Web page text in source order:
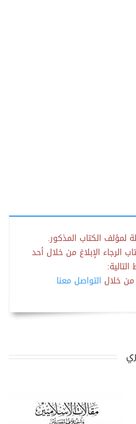
لمؤلف الكتاب المذكور.
الرجاء الإبلاغ من خلال أحد
التالية:
خلال التواصل معنا